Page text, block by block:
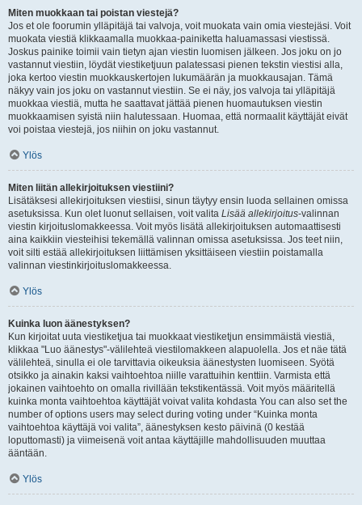
Miten muokkaan tai poistan viestejä?
Jos et ole foorumin ylläpitäjä tai valvoja, voit muokata vain omia viestejäsi. Voit
muokata viestiä klikkaamalla muokkaa-painiketta haluamassasi viestissä.
Joskus painike toimii vain tietyn ajan viestin luomisen jälkeen. Jos joku on jo
vastannut viestiin, löydät viestiketjuun palatessasi pienen tekstin viestisi alla,
joka kertoo viestin muokkauskertojen lukumäärän ja muokkausajan. Tämä
näkyy vain jos joku on vastannut viestiin. Se ei näy, jos valvoja tai ylläpitäjä
muokkaa viestiä, mutta he saattavat jättää pienen huomautuksen viestin
muokkaamisen syistä niin halutessaan. Huomaa, että normaalit käyttäjät eivät
voi poistaa viestejä, jos niihin on joku vastannut.
Ylös
Miten liitän allekirjoituksen viestiini?
Lisätäksesi allekirjoituksen viestiisi, sinun täytyy ensin luoda sellainen omissa
asetuksissa. Kun olet luonut sellaisen, voit valita Lisää allekirjoitus-valinnan
viestin kirjoituslomakkeessa. Voit myös lisätä allekirjoituksen automaattisesti
aina kaikkiin viesteihisi tekemällä valinnan omissa asetuksissa. Jos teet niin,
voit silti estää allekirjoituksen liittämisen yksittäiseen viestiin poistamalla
valinnan viestinkirjoituslomakkeessa.
Ylös
Kuinka luon äänestyksen?
Kun kirjoitat uuta viestiketjua tai muokkaat viestiketjun ensimmäistä viestiä,
klikkaa "Luo äänestys"-välilehteä viestilomakkeen alapuolella. Jos et näe tätä
välilehteä, sinulla ei ole tarvittavia oikeuksia äänestysten luomiseen. Syötä
otsikko ja ainakin kaksi vaihtoehtoa niille varattuihin kenttiin. Varmista että
jokainen vaihtoehto on omalla rivillään tekstikentässä. Voit myös määritellä
kuinka monta vaihtoehtoa käyttäjät voivat valita kohdasta You can also set the
number of options users may select during voting under “Kuinka monta
vaihtoehtoa käyttäjä voi valita”, äänestyksen kesto päivinä (0 kestää
loputtomasti) ja viimeisenä voit antaa käyttäjille mahdollisuuden muuttaa
ääntään.
Ylös